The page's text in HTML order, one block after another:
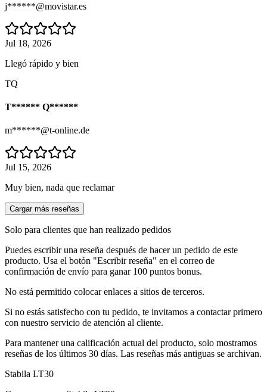
j******@movistar.es
Jul 18, 2026
Llegó rápido y bien
TQ
T****** Q******
m******@t-online.de
Jul 15, 2026
Muy bien, nada que reclamar
Cargar más reseñas
Solo para clientes que han realizado pedidos
Puedes escribir una reseña después de hacer un pedido de este
producto. Usa el botón "Escribir reseña" en el correo de
confirmación de envío para ganar 100 puntos bonus.
No está permitido colocar enlaces a sitios de terceros.
Si no estás satisfecho con tu pedido, te invitamos a contactar primero
con nuestro servicio de atención al cliente.
Para mantener una calificación actual del producto, solo mostramos
reseñas de los últimos 30 días. Las reseñas más antiguas se archivan.
Stabila LT30